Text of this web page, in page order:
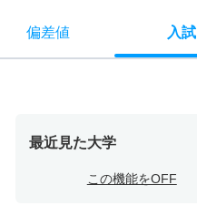
偏差値 入試
最近見た大学
この機能をOFF